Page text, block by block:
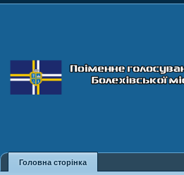
Головна сторінка